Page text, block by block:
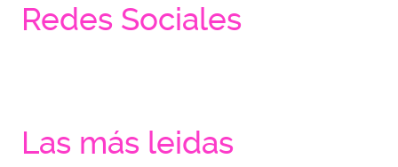
Redes Sociales
Las más leidas